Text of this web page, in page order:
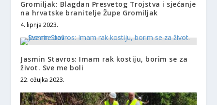
Gromiljak: Blagdan Presvetog Trojstva i sjećanje
na hrvatske branitelje Župe Gromiljak
4. lipnja 2023.
Jasmin Stavros: Imam rak kostiju, borim se za
život. Sve me boli
22. ožujka 2023.